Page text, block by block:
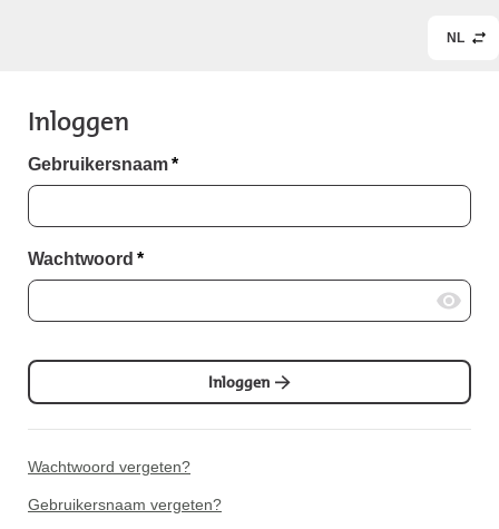
NL
Inloggen
Gebruikersnaam*
Wachtwoord *
Inloggen
Wachtwoord vergeten?
Gebruikersnaam vergeten?